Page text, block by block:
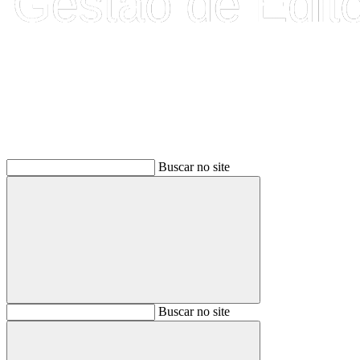
Buscar no site
BuscarBuscar no site